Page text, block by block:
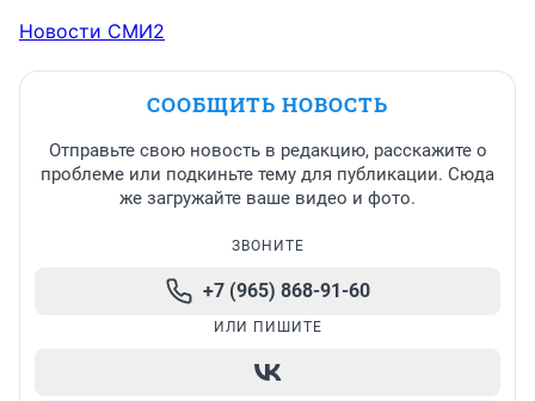
Новости СМИ2
СООБЩИТЬ НОВОСТЬ
Отправьте свою новость в редакцию, расскажите о
проблеме или подкиньте тему для публикации. Сюда
же загружайте ваше видео и фото.
ЗВОНИТЕ
+7 (965) 868-91-60
ИЛИ ПИШИТЕ